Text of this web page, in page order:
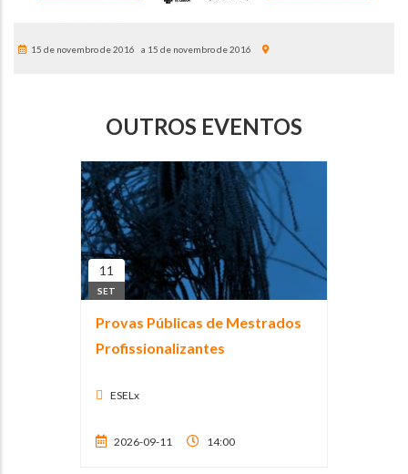
15 de novembro de 2016 15 de novembro de 2016
OUTROS EVENTOS
11
SET
Provas Públicas de Mestrados
Profissionalizantes
ESELx
2026-09-11 14:00